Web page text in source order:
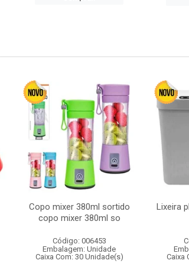
Copo mixer 380ml sortido
copo mixer 380ml so
Código: 006453
Embalagem: Unidade
Caixa Com: 30 Unidade(s)
Lixeira
Caixa